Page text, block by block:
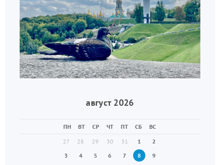
август 2026
ПН ВТ СР ЧТ ПТ СБ
ВС
27
28 29 30 31 1
2
3
4 5 6 7 8
9